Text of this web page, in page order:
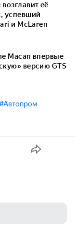
её
успевший
и McLaren
Macan впервые
версию GTS